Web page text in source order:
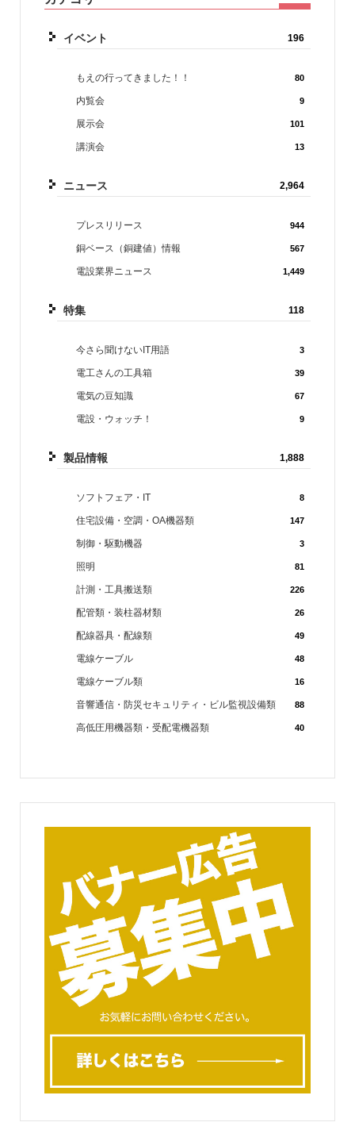
イベント 196
もえの行ってきました！！ 80
内覧会 9
展示会 101
講演会 13
ニュース 2,964
プレスリリース 944
銅ベース（銅建値）情報 567
電設業界ニュース 1,449
特集 118
今さら聞けないIT用語 3
電工さんの工具箱 39
電気の豆知識 67
電設・ウォッチ！ 9
製品情報 1,888
ソフトフェア・IT 8
住宅設備・空調・OA機器類 147
制御・駆動機器 3
照明 81
計測・工具搬送類 226
配管類・装柱器材類 26
配線器具・配線類 49
電線ケーブル 48
電線ケーブル類 16
音響通信・防災セキュリティ・ビル監視設備類 88
高低圧用機器類・受配電機器類 40